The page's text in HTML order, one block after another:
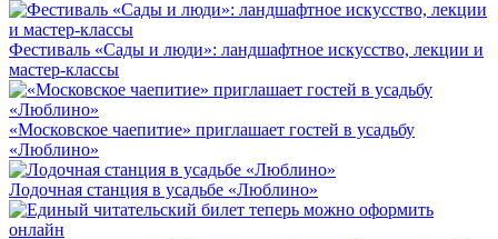
Фестиваль «Сады и люди»: ландшафтное искусство, лекции и
мастер-классы
«Московское чаепитие» приглашает гостей в усадьбу
«Люблино»
Лодочная станция в усадьбе «Люблино»